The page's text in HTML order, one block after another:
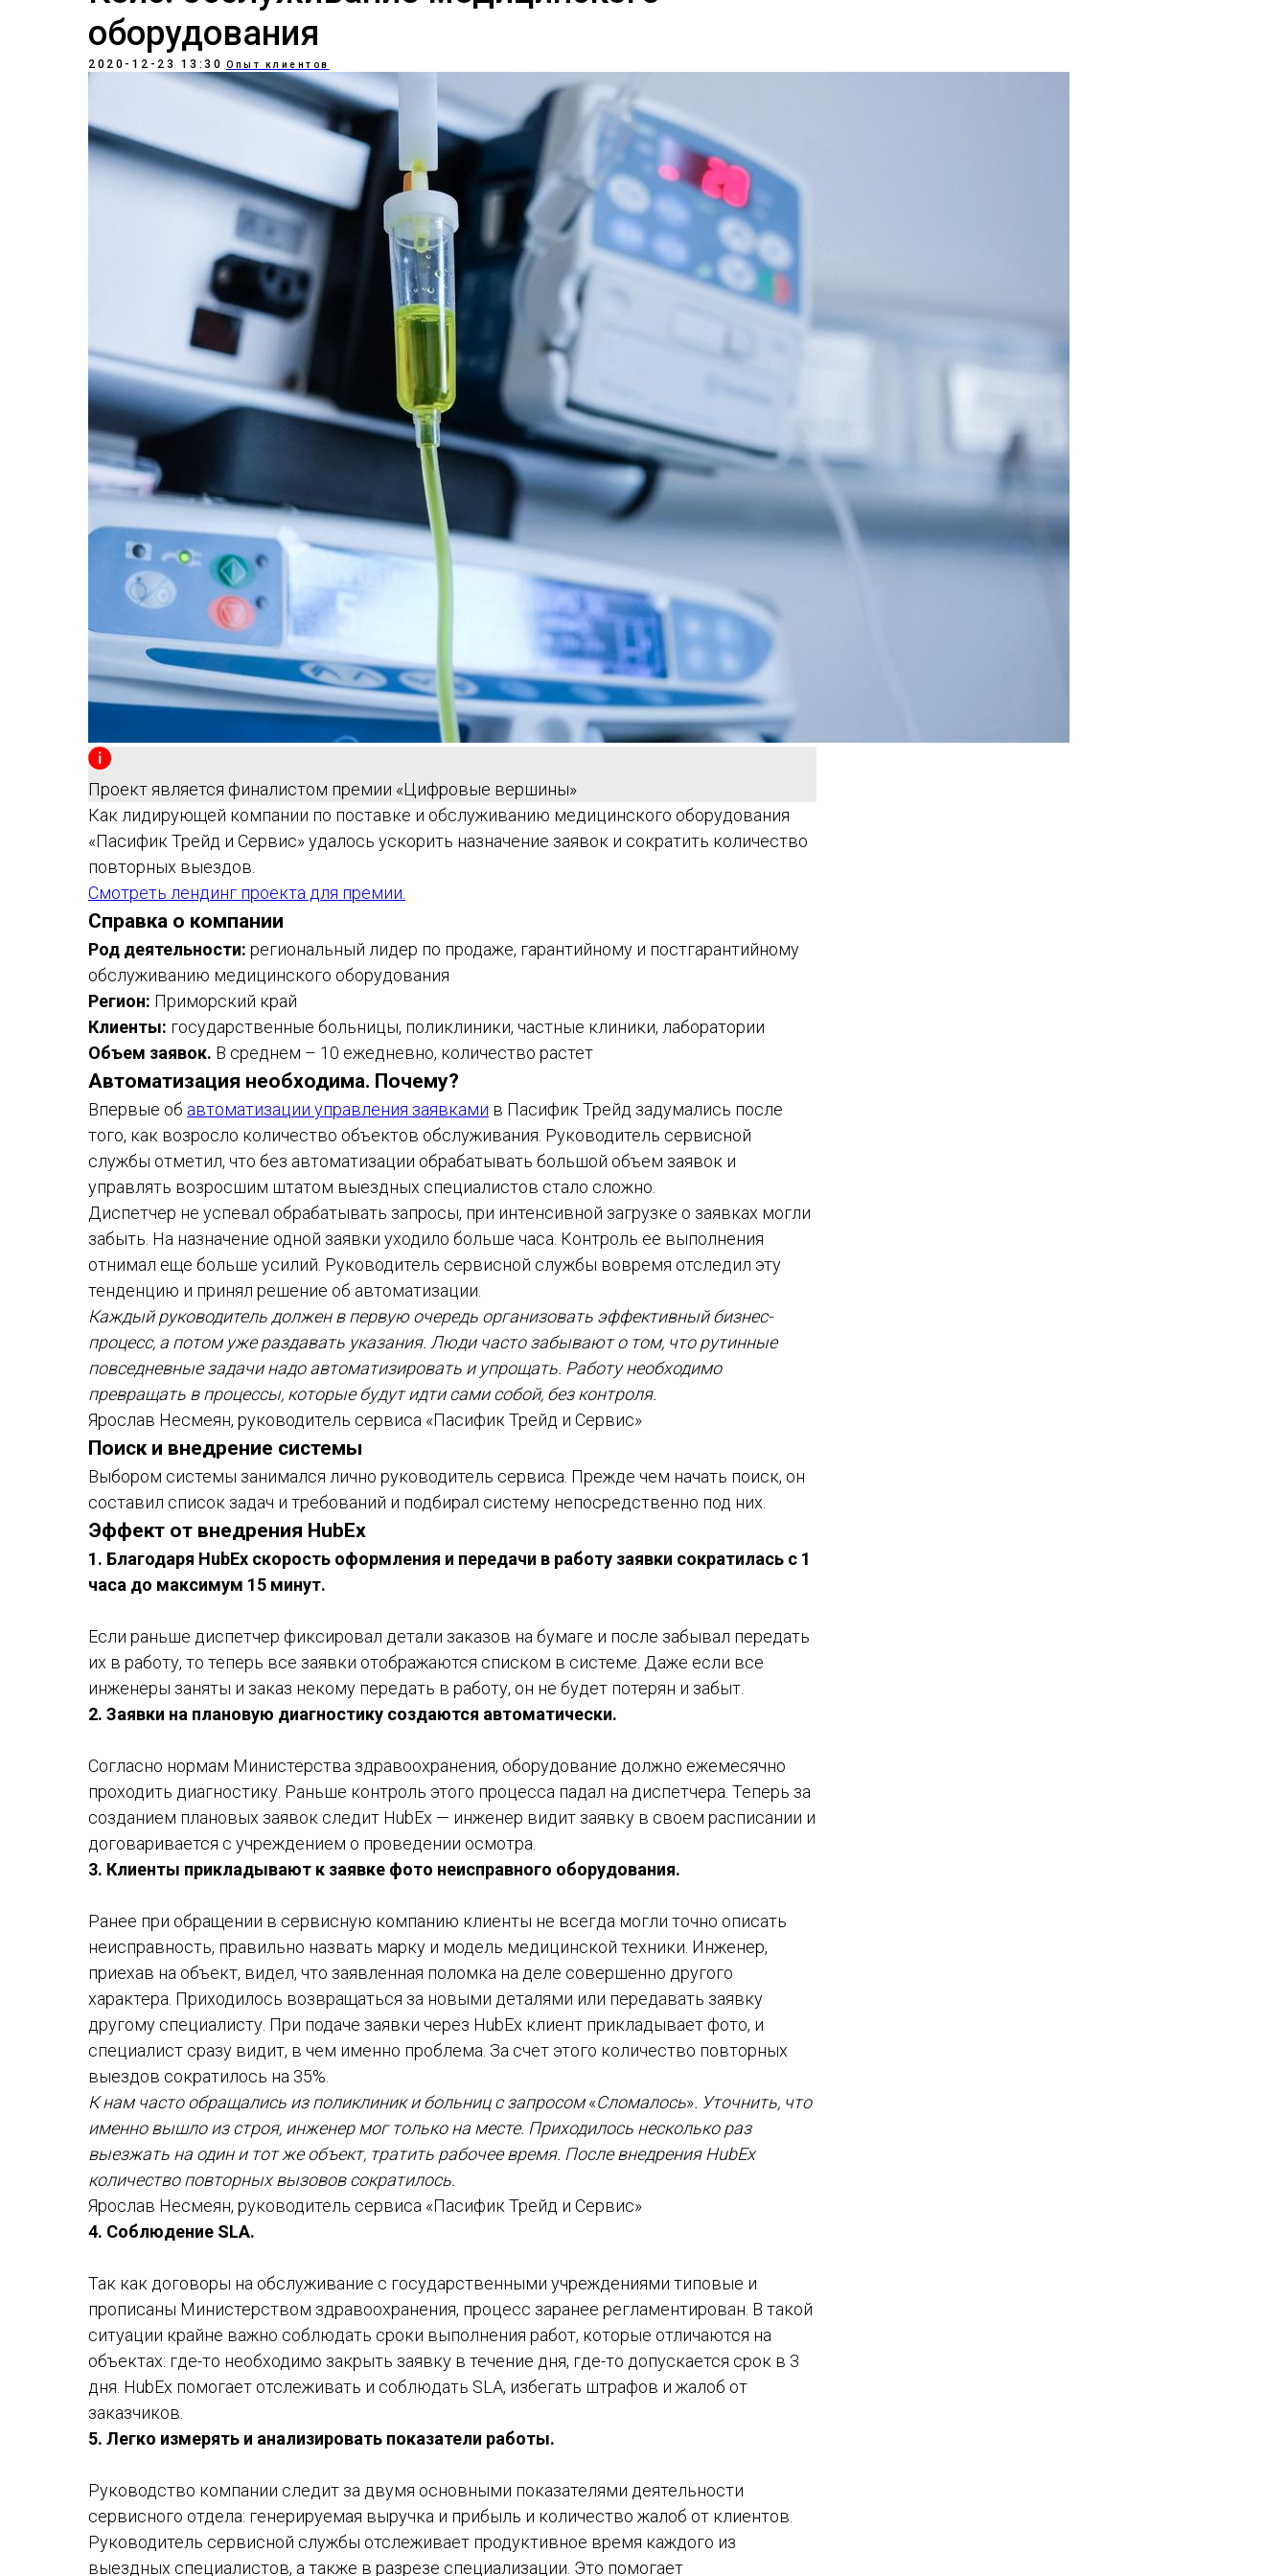
оборудования
2020-12-23 13:30 Опыт клиентов
Проект является финалистом премии «Цифровые вершины»
Как лидирующей компании по поставке и обслуживанию медицинского оборудования
«Пасифик Трейд и Сервис» удалось ускорить назначение заявок и сократить количество
повторных выездов.
Смотреть лендинг проекта для премии.
Справка о компании
Род деятельности: региональный лидер по продаже, гарантийному и постгарантийному
обслуживанию медицинского оборудования
Регион: Приморский край
Клиенты: государственные больницы, поликлиники, частные клиники, лаборатории
Объем заявок. В среднем – 10 ежедневно, количество растет
Автоматизация необходима. Почему?
Впервые об автоматизации управления заявками в Пасифик Трейд задумались после
того, как возросло количество объектов обслуживания. Руководитель сервисной
службы отметил, что без автоматизации обрабатывать большой объем заявок и
управлять возросшим штатом выездных специалистов стало сложно.
Диспетчер не успевал обрабатывать запросы, при интенсивной загрузке о заявках могли
забыть. На назначение одной заявки уходило больше часа. Контроль ее выполнения
отнимал еще больше усилий. Руководитель сервисной службы вовремя отследил эту
тенденцию и принял решение об автоматизации.
Каждый руководитель должен в первую очередь организовать эффективный бизнес-
процесс, а потом уже раздавать указания. Люди часто забывают о том, что рутинные
повседневные задачи надо автоматизировать и упрощать. Работу необходимо
превращать в процессы, которые будут идти сами собой, без контроля.
Ярослав Несмеян, руководитель сервиса «Пасифик Трейд и Сервис»
Поиск и внедрение системы
Выбором системы занимался лично руководитель сервиса. Прежде чем начать поиск, он
составил список задач и требований и подбирал систему непосредственно под них.
Эффект от внедрения HubEx
1. Благодаря HubEx скорость оформления и передачи в работу заявки сократилась с 1
часа до максимум 15 минут.
Если раньше диспетчер фиксировал детали заказов на бумаге и после забывал передать
их в работу, то теперь все заявки отображаются списком в системе. Даже если все
инженеры заняты и заказ некому передать в работу, он не будет потерян и забыт.
2. Заявки на плановую диагностику создаются автоматически.
Согласно нормам Министерства здравоохранения, оборудование должно ежемесячно
проходить диагностику. Раньше контроль этого процесса падал на диспетчера. Теперь за
созданием плановых заявок следит HubEx — инженер видит заявку в своем расписании и
договаривается с учреждением о проведении осмотра.
3. Клиенты прикладывают к заявке фото неисправного оборудования.
Ранее при обращении в сервисную компанию клиенты не всегда могли точно описать
неисправность, правильно назвать марку и модель медицинской техники. Инженер,
приехав на объект, видел, что заявленная поломка на деле совершенно другого
характера. Приходилось возвращаться за новыми деталями или передавать заявку
другому специалисту. При подаче заявки через HubEx клиент прикладывает фото, и
специалист сразу видит, в чем именно проблема. За счет этого количество повторных
выездов сократилось на 35%.
К нам часто обращались из поликлиник и больниц с запросом«Сломалось». Уточнить, что
именно вышло из строя, инженер мог только на месте. Приходилось несколько раз
выезжать на один и тот же объект, тратить рабочее время. После внедрения HubEx
количество повторных вызовов сократилось.
Ярослав Несмеян, руководитель сервиса «Пасифик Трейд и Сервис»
4. Соблюдение SLA.
Так как договоры на обслуживание с государственными учреждениями типовые и
прописаны Министерством здравоохранения, процесс заранее регламентирован. В такой
ситуации крайне важно соблюдать сроки выполнения работ, которые отличаются на
объектах: где-то необходимо закрыть заявку в течение дня, где-то допускается срок в 3
дня. HubEx помогает отслеживать и соблюдать SLA, избегать штрафов и жалоб от
заказчиков.
5. Легко измерять и анализировать показатели работы.
Руководство компании следит за двумя основными показателями деятельности
сервисного отдела: генерируемая выручка и прибыль и количество жалоб от клиентов.
Руководитель сервисной службы отслеживает продуктивное время каждого из
выездных специалистов, а также в разрезе специализации. Это помогает